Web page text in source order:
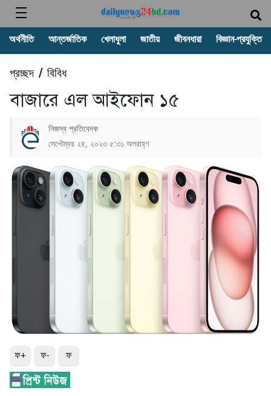
অর্থনীতি আন্তর্জাতিক খেলাধুলা জাতীয় জীবনধারা বিজ্ঞান-প্রযুক্তি
প্রচ্ছদ/ বিবিধ
বাজারে এল আইফোন ১৫
নিজস্ব প্রতিবেদক
সেপ্টেম্বর ২৪, ২০২৩ ৫:৩১ অপরাহ্ণ
ফ+ ফ- ফ